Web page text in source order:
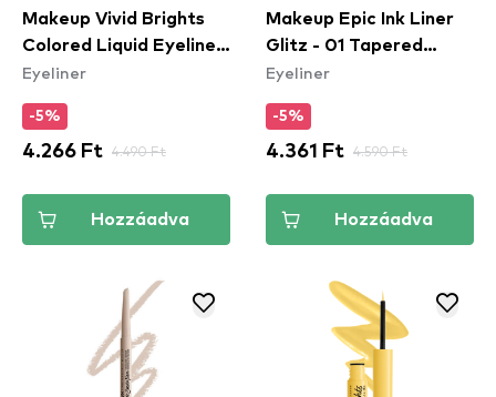
Makeup Vivid Brights
Colored Liquid Eyeliner
- Sneaky Pink (VBLL09)
Eyeliner
-5%
4.266 Ft 4.490 Ft
Hozzáadva
Makeup Epic Ink Liner
Glitz - 01 Tapered
Twinkle
Eyeliner
-5%
4.361 Ft 4.590 Ft
Hozzáadva